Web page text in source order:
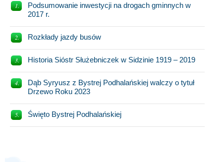
Podsumowanie inwestycji na drogach gminnych w
2017 r.
Rozkłady jazdy busów
Historia Sióstr Służebniczek w Sidzinie 1919 – 2019
Dąb Syryusz z Bystrej Podhalańskiej walczy o tytuł
Drzewo Roku 2023
Święto Bystrej Podhalańskiej